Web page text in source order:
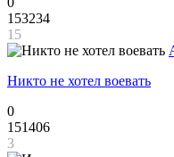
153234
15
Никто не хотел воевать
0
151406
3